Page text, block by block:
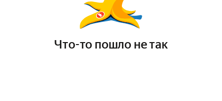
Что-то пошло не так